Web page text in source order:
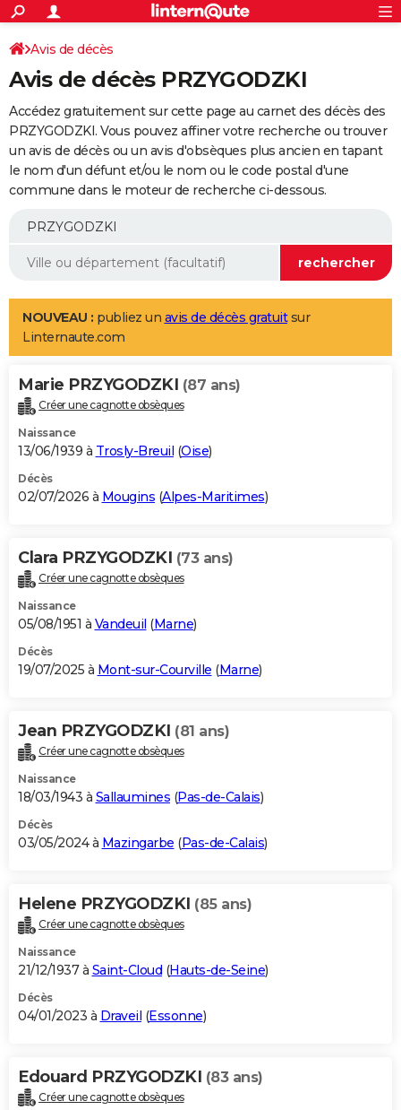
ACTUALITÉS
Politique
Société
Faits Divers
Education
Monde
Villes
+
SPORT
Coupe du monde 2026
Football
Tennis
Cyclisme
Rugby
Forum
Programme TV
TNT
Streaming
Cinéma
Sorties cinéma
Musique
+
FINANCE
Impôts
Immobilier
Risques naturels par ville
Banque
Assurance
Crédit
AUTO
Essais
Réserver un essai
Citadines
Berlines
SUV
Forum auto
+
Mobiles
Meilleur smartphone
Internet
Ordinateurs
Jeux vidéo
Guide high-tech
Aménagement intérieur
LIFESTYLE
Art de vivre
Bien-être
Loisirs
Mode
Modes de vie
Alimentation
Guide de la santé
Maladies
Médicaments
Sommeil
VOYAGE
Destinations
City break
Voyage nature
Voyage de noces
Forum
Climat
+PHOTO
GUIDES D'ACHAT
BONS PLANS
Carte de Noël
Carte Bonne année
Carte Saint-Valentin
Carte Pâques
Carte d'anniversaire
DICTIONNAIRE
Dictionnaire
Biographies
Citations
Expressions
Proverbes
PROGRAMME TV
S'inscrire
Se connecter
Lycées
Collèges
Primaires
Universités
Entreprises
Service militaire
Avis de recherche
AVIS DE DÉCÈS
Bricolage
Lifestyle
Culture
Sport
Auto
Television
Voyage
Cinema
Avis de décès
Avis de décès PRZYGODZKI
Accédez gratuitement sur cette page au carnet des décès des
PRZYGODZKI. Vous pouvez affiner votre recherche ou trouver
un avis de décès ou un avis d'obsèques plus ancien en tapant
le nom d'un défunt et/ou le nom ou le code postal d'une
commune dans le moteur de recherche ci-dessous.
NOUVEAU : publiez un avis de décès gratuitsur
Linternaute.com
Marie PRZYGODZKI (87 ans)
Créer une cagnotte obsèques
Naissance
13/06/1939 à Trosly-Breuil (Oise)
Décès
02/07/2026 à Mougins (Alpes-Maritimes)
Clara PRZYGODZKI (73 ans)
Créer une cagnotte obsèques
Naissance
05/08/1951 à Vandeuil (Marne)
Décès
19/07/2025 à Mont-sur-Courville (Marne)
Jean PRZYGODZKI (81 ans)
Créer une cagnotte obsèques
Naissance
18/03/1943 à Sallaumines (Pas-de-Calais)
Décès
03/05/2024 à Mazingarbe (Pas-de-Calais)
Helene PRZYGODZKI (85 ans)
Créer une cagnotte obsèques
Naissance
21/12/1937 à Saint-Cloud (Hauts-de-Seine)
Décès
04/01/2023 à Draveil (Essonne)
Edouard PRZYGODZKI (83 ans)
Créer une cagnotte obsèques